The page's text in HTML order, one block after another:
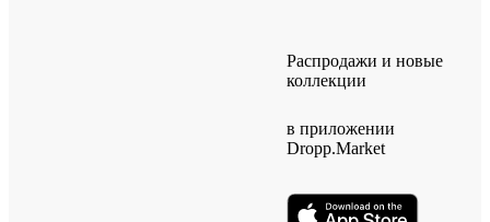
Распродажи и новые
коллекции
в приложении
Dropp.Market